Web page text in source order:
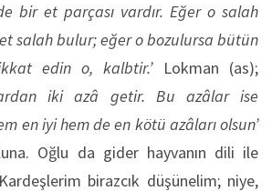
bir et parçası vardır. Eğer o salah
salah bulur; eğer o bozulursa bütün
edin o, kalbtir.’ Lokman (as);
iki azâ getir. Bu azâlar ise
en iyi hem de en kötü azâları olsun’
Oğlu da gider hayvanın dili ile
birazcık düşünelim; niye,